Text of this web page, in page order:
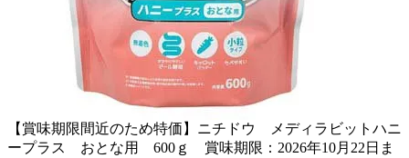
【賞味期限間近のため特価】ニチドウ メディラビットハニ
ープラス おとな用 600ｇ 賞味期限：2026年10月22日ま